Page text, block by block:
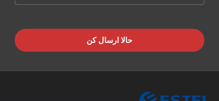
حالا ارسال کن